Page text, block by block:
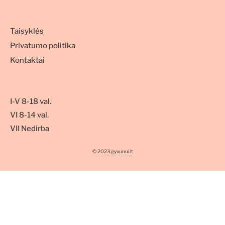
Taisyklės
Privatumo politika
Kontaktai
I-V 8-18 val.
VI 8-14 val.
VII Nedirba
© 2023 gyvunui.lt